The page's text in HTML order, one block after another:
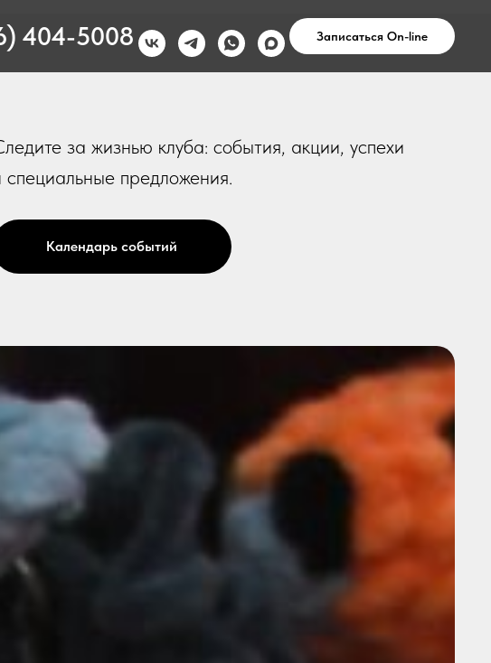
404-5008 Записаться On-line
за жизнью клуба: события, акции, успехи
специальные предложения.
Календарь событий